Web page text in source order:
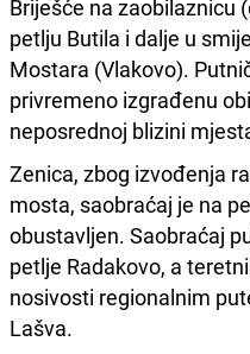
Briješće na zaobilaznicu
petlju Butila i dalje u
Mostara (Vlakovo).
privremeno izgrađenu
neposrednoj blizini
Zenica, zbog izvođenja
mosta, saobraćaj je na
obustavljen. Saobraćaj
petlje Radakovo, a
nosivosti regionalnim
Lašva.